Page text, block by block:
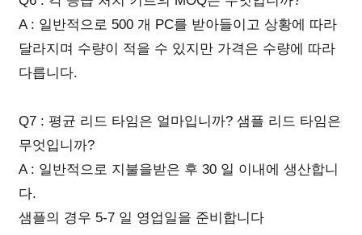
A : 일반적으로 500 개 PC를 받아들이고 상황에 따라
달라지며 수량이 적을 수 있지만 가격은 수량에 따라
다릅니다.
Q7 : 평균 리드 타임은 얼마입니까? 샘플 리드 타임은
무엇입니까?
A : 일반적으로 지불을받은 후 30 일 이내에 생산합니
다.
샘플의 경우 5-7 일 영업일을 준비합니다